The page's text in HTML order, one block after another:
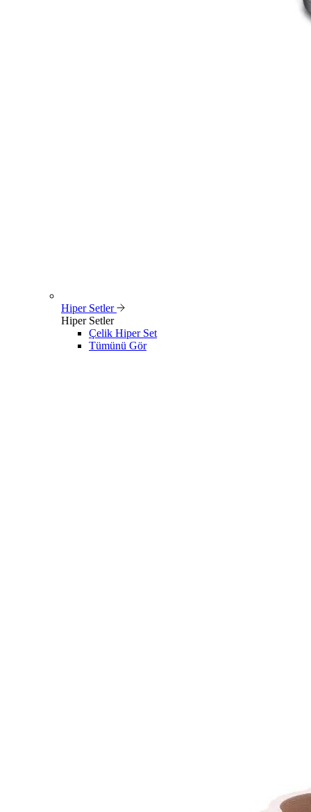
Hiper Setler
Hiper Setler
Çelik Hiper Set
Tümünü Gör